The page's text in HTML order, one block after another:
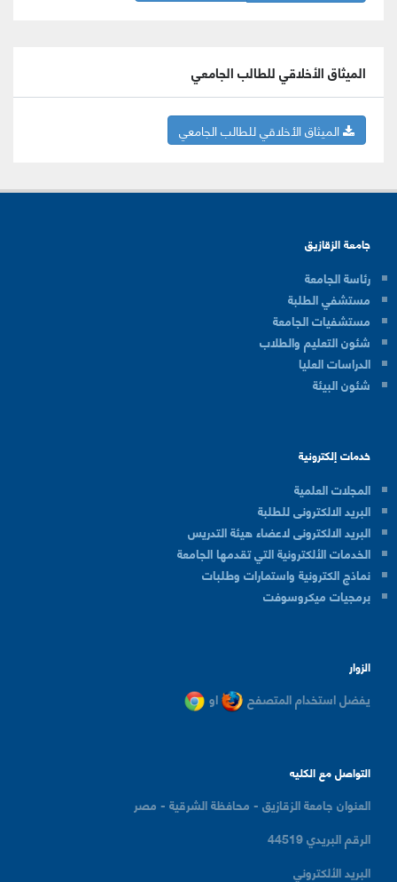
الميثاق الأخلاقي للطالب الجامعي
الميثاق الأخلاقي للطالب الجامعي
جامعة الزقازيق
رئاسة الجامعة
مستشفي الطلبة
مستشفيات الجامعة
شئون التعليم والطلاب
الدراسات العليا
شئون البيئة
خدمات إلكترونية
المجلات العلمية
البريد الالكترونى للطلبة
البريد الالكترونى لاعضاء هيئة التدريس
الخدمات الألكترونية التي تقدمها الجامعة
نماذج الكترونية واستمارات وطلبات
برمجيات ميكروسوفت
الزوار
يفضل استخدام المتصفح او
التواصل مع الكليه
العنوان جامعة الزقازيق - محافظة الشرقية - مصر
الرقم البريدي44519
البريد الألكتروني